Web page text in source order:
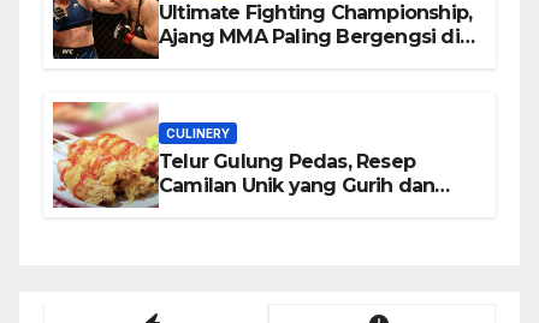
Ultimate Fighting Championship,
Ajang MMA Paling Bergengsi di
CULINERY
Telur Gulung Pedas, Resep
Camilan Unik yang Gurih dan